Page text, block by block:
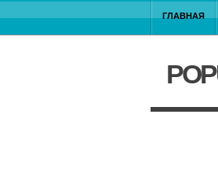
ГЛАВНАЯ